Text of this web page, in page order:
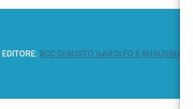
| EDITORE: BCC DI BUSTO GAROLFO E BUGUGGIATE